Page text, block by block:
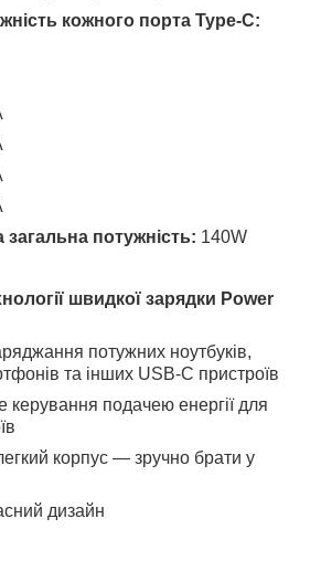
кожного порта Type-C:
потужність: 140W
швидкої зарядки Power
потужних ноутбуків,
та інших USB-C пристроїв
керування подачею енергії для
корпус — зручно брати у
дизайн